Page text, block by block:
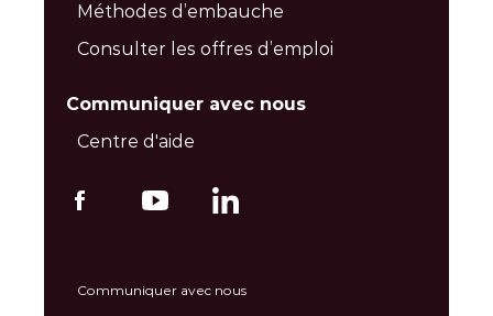
Méthodes d’embauche
Consulter les offres d’emploi
Communiquer avec nous
Centre d'aide
Communiquer avec nous